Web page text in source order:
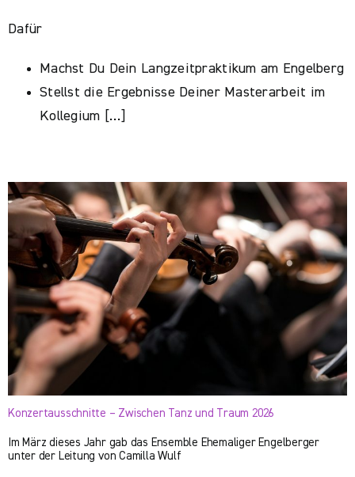
Dafür
Machst Du Dein Langzeitpraktikum am Engelberg
Stellst die Ergebnisse Deiner Masterarbeit im
Kollegium […]
Konzertausschnitte – Zwischen Tanz und Traum 2026
Im März dieses Jahr gab das Ensemble Ehemaliger Engelberger
unter der Leitung von Camilla Wulf